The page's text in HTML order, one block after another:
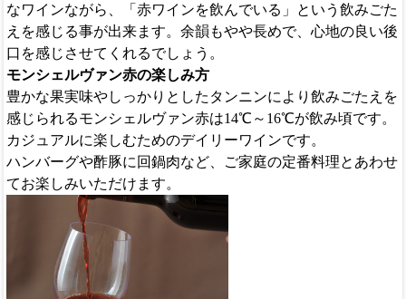
なワインながら、「赤ワインを飲んでいる」という飲みごた
えを感じる事が出来ます。余韻もやや長めで、心地の良い後
口を感じさせてくれるでしょう。
モンシェルヴァン赤の楽しみ方
豊かな果実味やしっかりとしたタンニンにより飲みごたえを
感じられるモンシェルヴァン赤は14℃～16℃が飲み頃です。
カジュアルに楽しむためのデイリーワインです。
ハンバーグや酢豚に回鍋肉など、ご家庭の定番料理とあわせ
てお楽しみいただけます。